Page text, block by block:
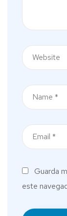
Guarda
este